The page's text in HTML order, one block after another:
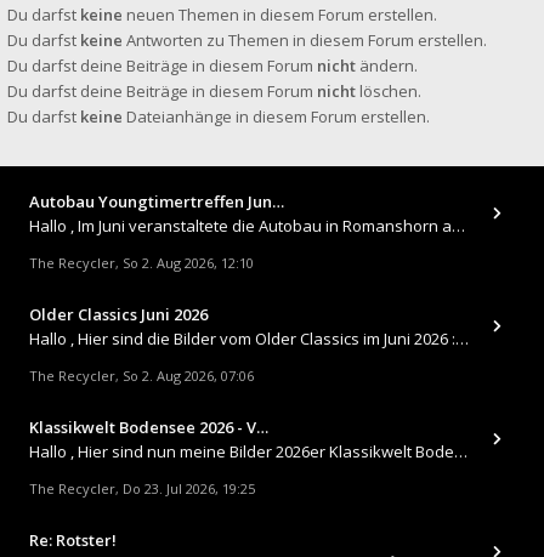
Du darfst keine neuen Themen in diesem Forum erstellen.
Du darfst keine Antworten zu Themen in diesem Forum erstellen.
Du darfst deine Beiträge in diesem Forum nicht ändern.
Du darfst deine Beiträge in diesem Forum nicht löschen.
Du darfst keine Dateianhänge in diesem Forum erstellen.
Autobau Youngtimertreffen Jun…
Hallo , Im Juni veranstaltete die Autobau in Romanshorn auf ihrem Gelände ein kleines Youngtimertreffen : https://up.
The Recycler, So 2. Aug 2026, 12:10
Older Classics Juni 2026
​Hallo , Hier sind die Bilder vom Older Classics im Juni 2026 : https://up.picr.de/51155940wd.jpg https://up.pic
The Recycler, So 2. Aug 2026, 07:06
Klassikwelt Bodensee 2026 - V…
Hallo , Hier sind nun meine Bilder 2026er Klassikwelt Bodensee 😀 https://up.picr.de/51125547rb.jpg https://up.pi
The Recycler, Do 23. Jul 2026, 19:25
Re: Rotster!